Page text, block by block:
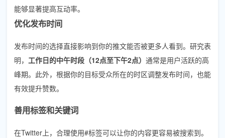
能够显著提高互动率。
优化发布时间
发布时间的选择直接影响到你的推文能否被更多人看到。研究表
明， 工作日的中午时段（12点至下午2点） 通常是用户活跃的高
峰期。此外，根据你的目标受众所在的时区调整发布时间，也能
有效提升赞数。
善用标签和关键词
在Twitter上，合理使用#标签可以让你的内容更容易被搜索到。